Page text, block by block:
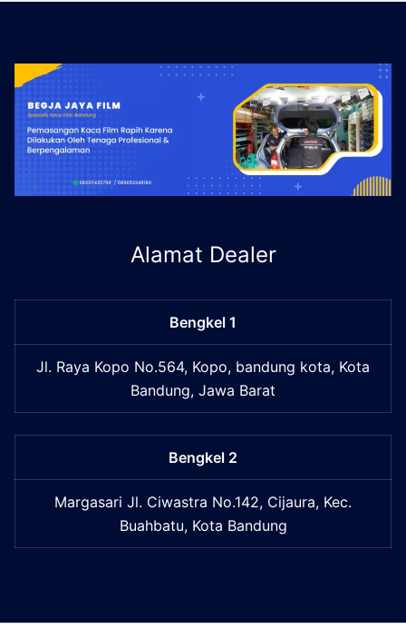
Alamat Dealer
Bengkel 1
Jl. Raya Kopo No.564, Kopo, bandung kota, Kota
Bandung, Jawa Barat
Bengkel 2
Margasari Jl. Ciwastra No.142, Cijaura, Kec.
Buahbatu, Kota Bandung